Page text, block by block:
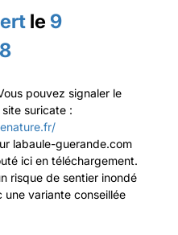
le 9
pouvez signaler le
suricate :
labaule-guerande.com
ici en téléchargement.
risque de sentier inondé
variante conseillée